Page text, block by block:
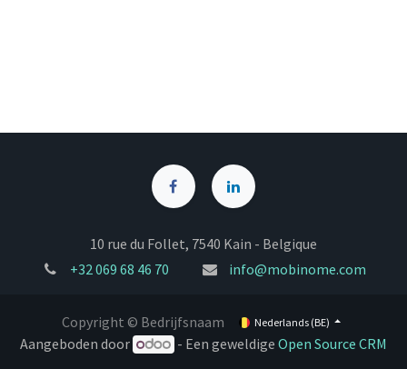
10 rue du Follet, 7540 Kain - Belgique
+32 069 68 46 70 info@mobinome.com
Copyright © Bedrijfsnaam Nederlands (BE)
Aangeboden door - Een geweldigeOpen Source CRM